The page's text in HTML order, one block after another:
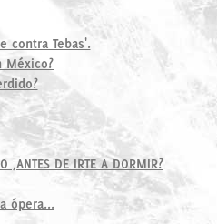
contra Tebas'.
México?
,ANTES DE IRTE A DORMIR?
ópera...